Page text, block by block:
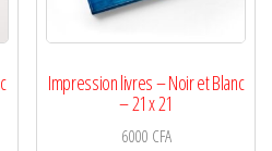
Impression livres – Noir et Blanc
– 21 x 21
6000 CFA